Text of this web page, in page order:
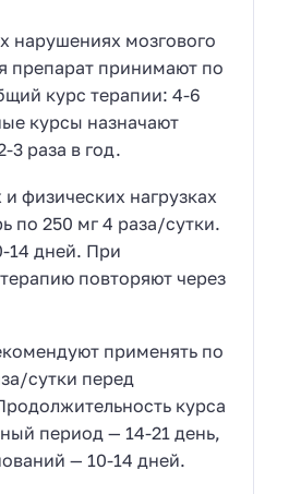
нарушениях мозгового
препарат принимают по
курс терапии: 4-6
курсы назначают
3 раза в год.
физических нагрузках
по 250 мг 4 раза/сутки.
14 дней. При
повторяют через
применять по
сутки перед
курса
период — 14-21 день,
— 10-14 дней.